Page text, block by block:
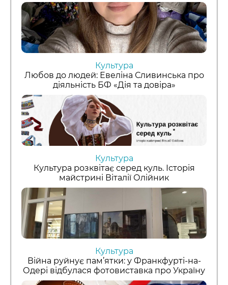
Культура
Любов до людей: Евеліна Сливинська про
діяльність БФ «Дія та довіра»
Культура
Культура розквітає серед куль. Історія
майстрині Віталії Олійник
Культура
Війна руйнує пам’ятки: у Франкфурті-на-
Одері відбулася фотовиставка про Україну